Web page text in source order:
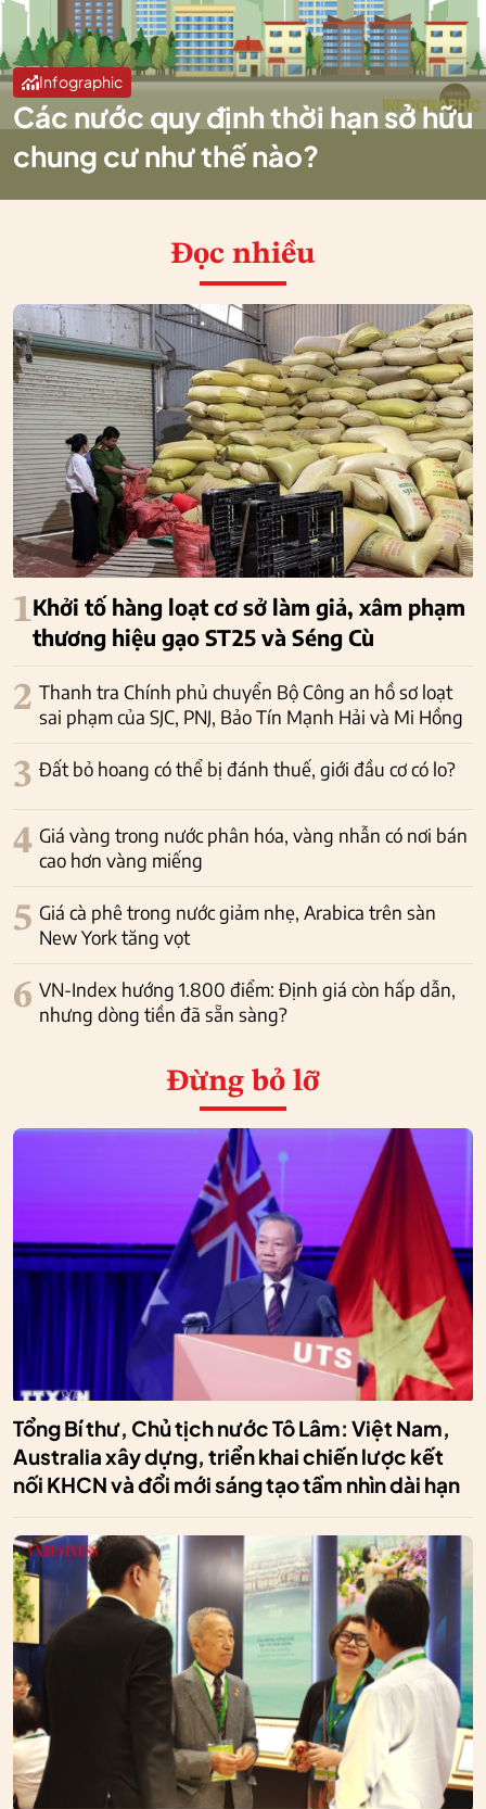
Infographic
Các nước quy định thời hạn sở hữu
chung cư như thế nào?
Đọc nhiều
1Khởi tố hàng loạt cơ sở làm giả, xâm phạm
thương hiệu gạo ST25 và Séng Cù
2 Thanh tra Chính phủ chuyển Bộ Công an hồ sơ loạt
sai phạm của SJC, PNJ, Bảo Tín Mạnh Hải và Mi Hồng
3 Đất bỏ hoang có thể bị đánh thuế, giới đầu cơ có lo?
4 Giá vàng trong nước phân hóa, vàng nhẫn có nơi bán
cao hơn vàng miếng
5 Giá cà phê trong nước giảm nhẹ, Arabica trên sàn
New York tăng vọt
6 VN-Index hướng 1.800 điểm: Định giá còn hấp dẫn,
nhưng dòng tiền đã sẵn sàng?
Đừng bỏ lỡ
Tổng Bí thư, Chủ tịch nước Tô Lâm: Việt Nam,
Australia xây dựng, triển khai chiến lược kết
nối KHCN và đổi mới sáng tạo tầm nhìn dài hạn